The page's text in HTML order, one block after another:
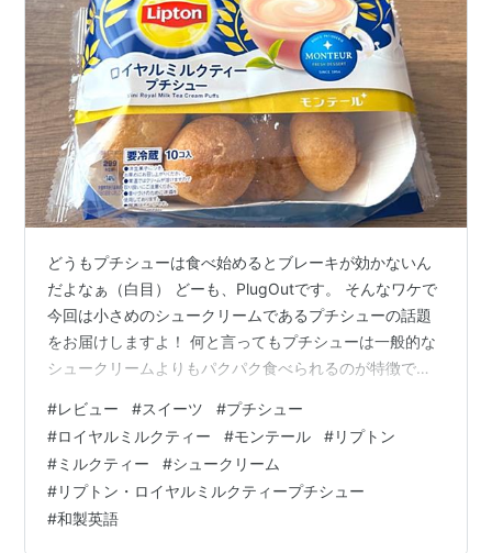
どうもプチシューは食べ始めるとブレーキが効かないん
だよなぁ（白目） どーも、PlugOutです。 そんなワケで
今回は小さめのシュークリームであるプチシューの話題
をお届けしますよ！ 何と言ってもプチシューは一般的な
シュークリームよりもパクパク食べられるのが特徴です
たプチシューを発見したので購入してみましたよ。 それ
がこちら！！！ 「リプトン・ロイヤルミルクティープチ
シュー」 www.monteur.co.jp こちらはモンテールさんの
商品で、あのリプトンさんとコラボした「ロイヤルミル
クティー」のプチシューですよ！ 僕も何かとリプトンさ
#レビュー #スイーツ #プチシュー
#ロイヤルミルクティー #モンテール #リプトン
#ミルクティー #シュークリーム
#リプトン・ロイヤルミルクティープチシュー
#和製英語